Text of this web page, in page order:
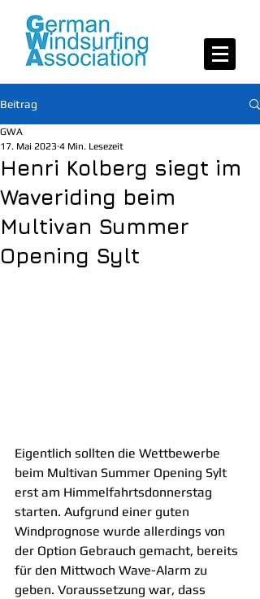
Beitrag
Henri Kolberg siegt im
Waveriding beim
Multivan Summer
Opening Sylt
GWA
17. Mai 2023 4 Min. Lesezeit
Eigentlich sollten die Wettbewerbe
beim Multivan Summer Opening Sylt
erst am Himmelfahrtsdonnerstag
starten. Aufgrund einer guten
Windprognose wurde allerdings von
der Option Gebrauch gemacht, bereits
für den Mittwoch Wave-Alarm zu
geben. Voraussetzung war, dass